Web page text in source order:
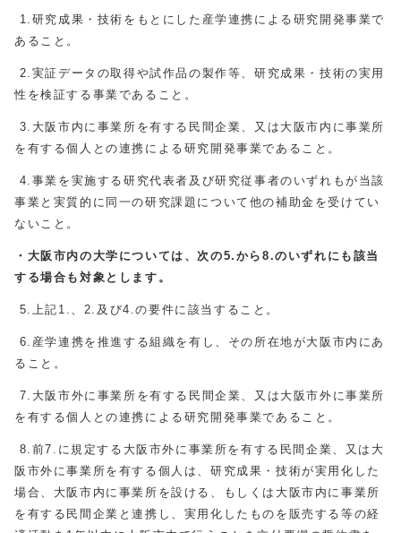
1.研究成果・技術をもとにした産学連携による研究開発事業で
あること。
2.実証データの取得や試作品の製作等、研究成果・技術の実用
性を検証する事業であること。
3.大阪市内に事業所を有する民間企業、又は大阪市内に事業所
を有する個人との連携による研究開発事業であること。
4.事業を実施する研究代表者及び研究従事者のいずれもが当該
事業と実質的に同一の研究課題について他の補助金を受けてい
ないこと。
・大阪市内の大学については、次の5.から8.のいずれにも該当
する場合も対象とします。
5.上記1.、2.及び4.の要件に該当すること。
6.産学連携を推進する組織を有し、その所在地が大阪市内にあ
ること。
7.大阪市外に事業所を有する民間企業、又は大阪市外に事業所
を有する個人との連携による研究開発事業であること。
8.前7.に規定する大阪市外に事業所を有する民間企業、又は大
阪市外に事業所を有する個人は、研究成果・技術が実用化した
場合、大阪市内に事業所を設ける、もしくは大阪市内に事業所
を有する民間企業と連携し、実用化したものを販売する等の経